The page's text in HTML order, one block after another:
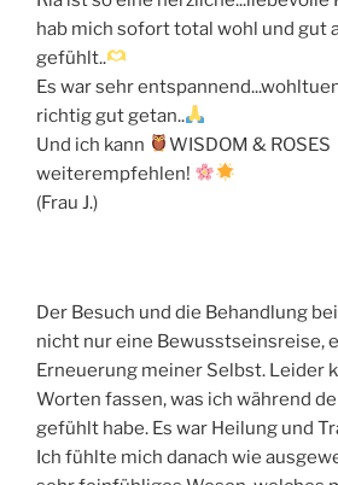
hab mich sofort total wohl und gut
gefühlt..
Es war sehr
richtig gut getan..
Und ich kann
WISDOM & ROSES
weiterempfehlen!
(Frau J.)
Der Besuch und die Behandlung
nicht nur eine Bewusstseinsreise,
Erneuerung meiner Selbst. Leider
Worten fassen, was ich während
gefühlt habe. Es war Heilung und
Ich fühlte mich danach wie